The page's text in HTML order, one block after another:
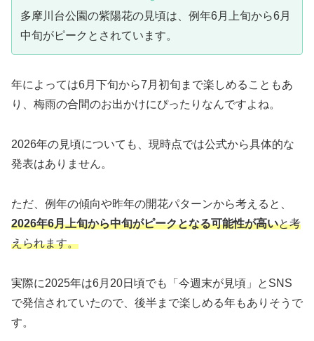
多摩川台公園の紫陽花の見頃は、例年6月上旬から6月
中旬がピークとされています。
年によっては6月下旬から7月初旬まで楽しめることもあ
り、梅雨の合間のお出かけにぴったりなんですよね。
2026年の見頃についても、現時点では公式から具体的な
発表はありません。
ただ、例年の傾向や昨年の開花パターンから考えると、
2026年6月上旬から中旬がピークとなる可能性が高いと考
えられます。
実際に2025年は6月20日頃でも「今週末が見頃」とSNS
で発信されていたので、後半まで楽しめる年もありそうで
す。